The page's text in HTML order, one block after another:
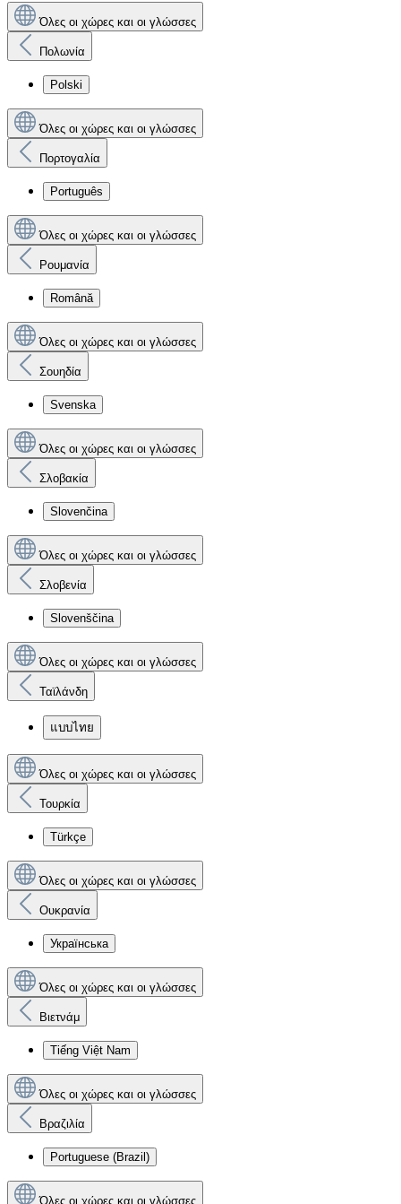
Όλες οι χώρες και οι γλώσσες
Πολωνία
Polski
Όλες οι χώρες και οι γλώσσες
Πορτογαλία
Português
Όλες οι χώρες και οι γλώσσες
Ρουμανία
Română
Όλες οι χώρες και οι γλώσσες
Σουηδία
Svenska
Όλες οι χώρες και οι γλώσσες
Σλοβακία
Slovenčina
Όλες οι χώρες και οι γλώσσες
Σλοβενία
Slovenščina
Όλες οι χώρες και οι γλώσσες
Ταϊλάνδη
แบบไทย
Όλες οι χώρες και οι γλώσσες
Τουρκία
Türkçe
Όλες οι χώρες και οι γλώσσες
Ουκρανία
Українська
Όλες οι χώρες και οι γλώσσες
Βιετνάμ
Tiếng Việt Nam
Όλες οι χώρες και οι γλώσσες
Βραζιλία
Portuguese (Brazil)
Όλες οι χώρες και οι γλώσσες